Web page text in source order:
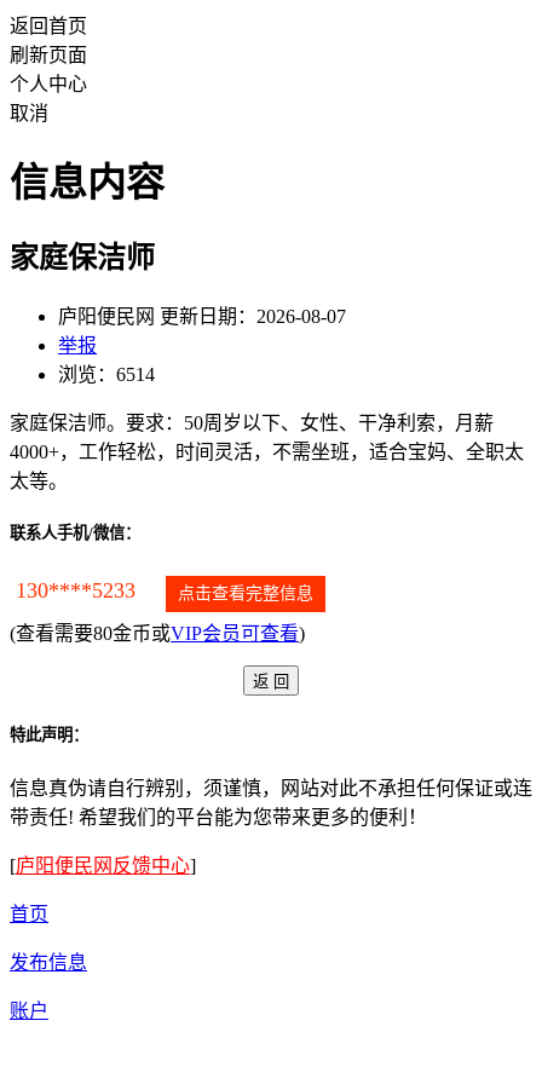
返回首页
刷新页面
个人中心
取消
信息内容
家庭保洁师
庐阳便民网 更新日期：2026-08-07
举报
浏览：6514
家庭保洁师。要求：50周岁以下、女性、干净利索，月薪
4000+，工作轻松，时间灵活，不需坐班，适合宝妈、全职太
太等。
联系人手机/微信：
130****5233 点击查看完整信息
(查看需要80金币或VIP会员可查看)
特此声明：
信息真伪请自行辨别，须谨慎，网站对此不承担任何保证或连
带责任! 希望我们的平台能为您带来更多的便利！
[庐阳便民网反馈中心]
首页
发布信息
账户